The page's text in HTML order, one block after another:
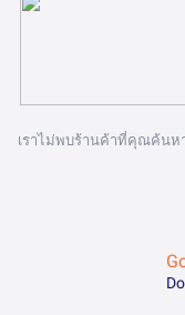
เราไม่พบร้านค้าที่คุณค้นห